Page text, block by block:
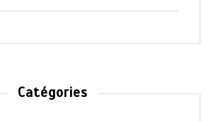
Catégories